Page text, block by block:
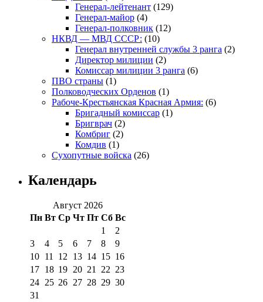
Генерал-лейтенант (129)
Генерал-майор (4)
Генерал-полковник (12)
НКВД — МВД СССР: (10)
Генерал внутренней службы 3 ранга (2)
Директор милиции (2)
Комиссар милиции 3 ранга (6)
ПВО страны (1)
Полководческих Орденов (1)
Рабоче-Крестьянская Красная Армия: (6)
Бригадный комиссар (1)
Бригврач (2)
Комбриг (2)
Комдив (1)
Сухопутные войска (26)
Календарь
Август 2026
Пн Вт Ср Чт Пт Сб Вс
1
2
3
4 5 6 7 8
9
10 11 12 13 14 15 16
17 18 19 20 21 22 23
24 25 26 27 28 29 30
31